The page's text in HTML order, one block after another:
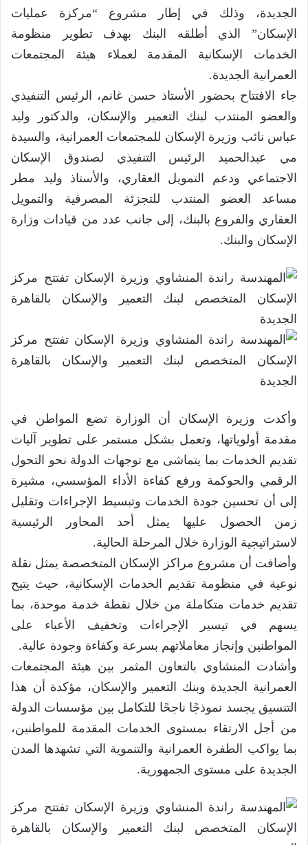
الجديدة، وذلك في إطار مشروع “مركزة عمليات
الإسكان” الذي أطلقه البنك بهدف تطوير منظومة
الخدمات الإسكانية المقدمة لعملاء هيئة المجتمعات
العمرانية الجديدة.
جاء الافتتاح بحضور الأستاذ حسن غانم، الرئيس التنفيذي
والعضو المنتدب لبنك التعمير والإسكان، والدكتور وليد
عباس نائب وزيرة الإسكان للمجتمعات العمرانية، والسيدة
مي عبدالحميد الرئيس التنفيذي لصندوق الإسكان
الاجتماعي ودعم التمويل العقاري، والأستاذ وليد مطر
مساعد العضو المنتدب للتجزئة المصرفية والتمويل
العقاري والفروع بالبنك، إلى جانب عدد من قيادات وزارة
الإسكان والبنك.
وأكدت وزيرة الإسكان أن الوزارة تضع المواطن في
مقدمة أولوياتها، وتعمل بشكل مستمر على تطوير آليات
تقديم الخدمات بما يتماشى مع توجهات الدولة نحو التحول
الرقمي والحوكمة ورفع كفاءة الأداء المؤسسي، مشيرة
إلى أن تحسين جودة الخدمات وتبسيط الإجراءات وتقليل
زمن الحصول عليها يمثل أحد المحاور الرئيسية
لاستراتيجية الوزارة خلال المرحلة الحالية.
وأضافت أن مشروع مراكز الإسكان المتخصصة يمثل نقلة
نوعية في منظومة تقديم الخدمات الإسكانية، حيث يتيح
تقديم خدمات متكاملة من خلال نقطة خدمة موحدة، بما
يسهم في تيسير الإجراءات وتخفيف الأعباء على
المواطنين وإنجاز معاملاتهم بسرعة وكفاءة وجودة عالية.
وأشادت المنشاوي بالتعاون المثمر بين هيئة المجتمعات
العمرانية الجديدة وبنك التعمير والإسكان، مؤكدة أن هذا
التنسيق يجسد نموذجًا ناجحًا للتكامل بين مؤسسات الدولة
من أجل الارتقاء بمستوى الخدمات المقدمة للمواطنين،
بما يواكب الطفرة العمرانية والتنموية التي تشهدها المدن
الجديدة على مستوى الجمهورية.